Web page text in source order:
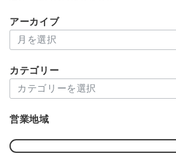
アーカイブ
ー
イ
カテゴリー
テ
リ
営業地域